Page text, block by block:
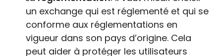
un exchange qui est réglementé et qui se
conforme aux réglementations en
vigueur dans son pays d’origine. Cela
peut aider à protéger les utilisateurs